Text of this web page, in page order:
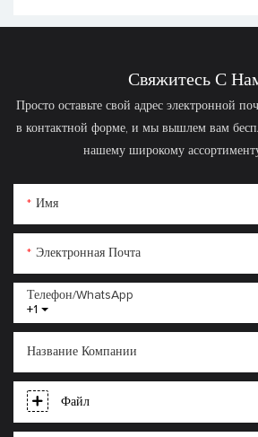
распознавания
Свяжитесь С
Просто оставьте свой адрес электронной
в контактной форме, и мы вышлем вам
нашему широкому
Имя
Электронная Почта
+1
Телефон/WhatsApp
Название Компании
Файл